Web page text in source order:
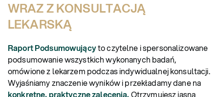
WRAZ Z KONSULTACJĄ
LEKARSKĄ
Raport Podsumowującyto czytelne i spersonalizowane
podsumowanie wszystkich wykonanych badań,
omówione z lekarzem podczas indywidualnej konsultacji.
Wyjaśniamy znaczenie wyników i przekładamy dane na
konkretne, praktyczne zalecenia. Otrzymujesz jasną